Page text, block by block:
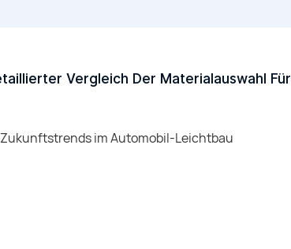
Vergleich Der Materialauswahl Für
im Automobil-Leichtbau